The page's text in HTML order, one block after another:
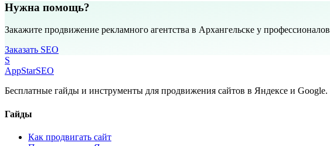
Нужна помощь?
Закажите продвижение рекламного агентства в Архангельске у профессионалов
Заказать SEO
S
AppStarSEO
Бесплатные гайды и инструменты для продвижения сайтов в Яндексе и Google.
Гайды
Как продвигать сайт